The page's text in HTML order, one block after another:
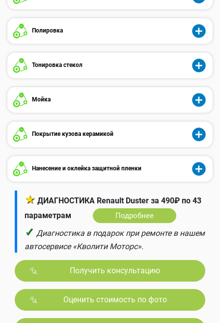
Полировка
Тонировка стекол
Мойка
Покрытие кузова керамикой
Нанесение и оклейка защитной пленки
★ ДИАГНОСТИКА Renault Duster за 490₽ по 43
параметрам
Подробнее
✓ Диагностика в подарок при ремонте в нашем
автосервисе «Кволити Моторс».
Получить консультацию
Оценить стоимость по фото